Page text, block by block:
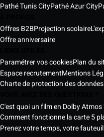
Pathé Tunis CityPathé Azur City
Offres B2BProjection scolaire
Offre anniversaire
Paramétrer vos cookiesPlan du
Espace recrutementMentions
Charte de protection des
C'est quoi un film en Dolby Atmos
Comment fonctionne la carte 5
Prenez votre temps, votre